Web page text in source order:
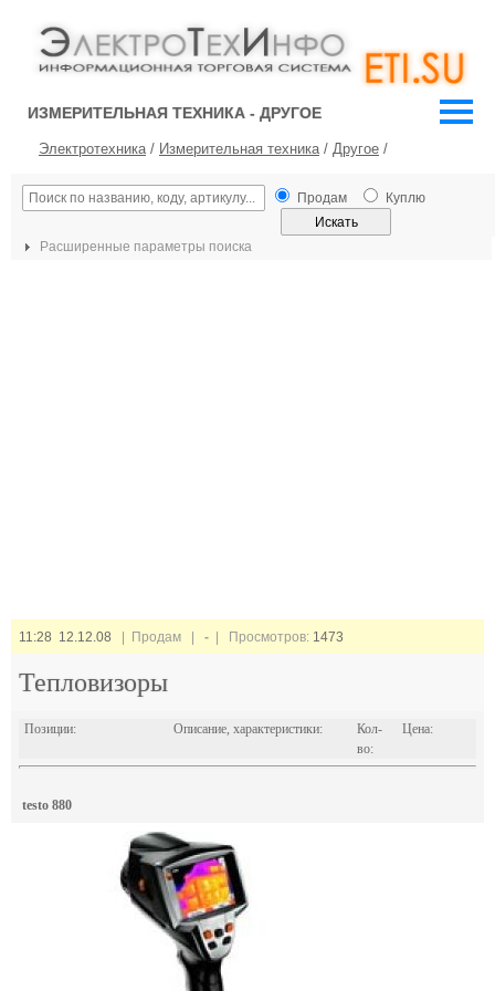
ИЗМЕРИТЕЛЬНАЯ ТЕХНИКА - ДРУГОЕ
Электротехника/ Измерительная техника/ Другое /
Продам Куплю
Расширенные параметры поиска
11:28 12.12.08 | Продам | - | Просмотров: 1473
Тепловизоры
Позиции: Описание, характеристики:
Кол-
во:
Цена:
testo 880